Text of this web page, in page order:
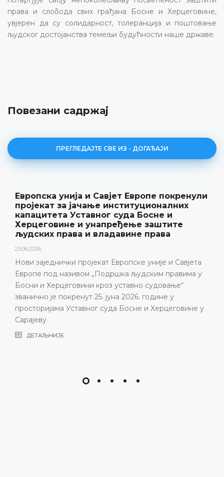
права и слобода свих грађана Босне и Херцеговине,
увјерен да су солидарност, толеранција и поштовање
људског достојанства темељи будућности наше државе.
Повезани садржај
ПРЕГЛЕДАЈТЕ СВЕ ИЗ - ДОГАЂАЈИ
Европска унија и Савјет Европе покренули
пројекат за јачање институционалних
капацитета Уставног суда Босне и
Херцеговине и унапређење заштите
људских права и владавине права
25.06.2026.
Нови заједнички пројекат Европске уније и Савјета
Европе под називом „Подршка људским правима у
Босни и Херцеговини кроз уставно судовање“
званично је покренут 25. јуна 2026. године у
просторијама Уставног суда Босне и Херцеговине у
Сарајеву.
ДЕТАЉНИЈЕ